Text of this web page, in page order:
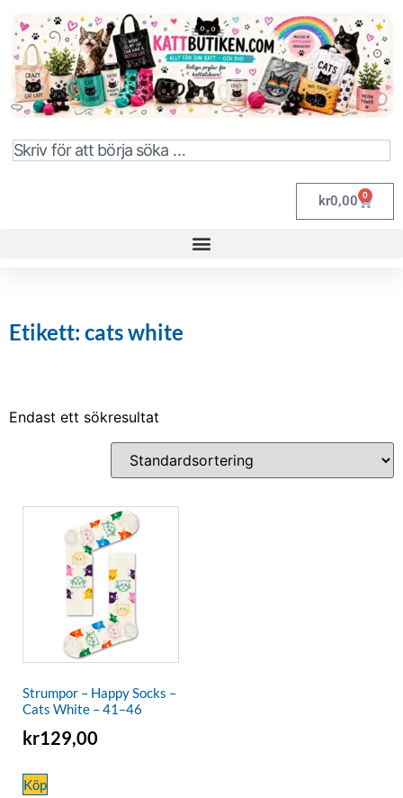
kr0,00 0
Etikett: cats white
Endast ett sökresultat
Strumpor – Happy Socks –
Cats White – 41–46
kr129,00
Köp